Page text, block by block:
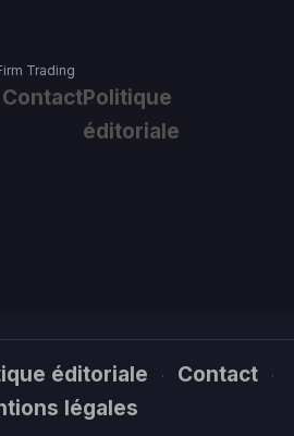
Trading
ContactPolitique
éditoriale
éditoriale · Contact ·
légales